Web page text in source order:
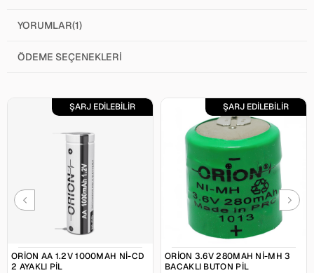
YORUMLAR(1)
ÖDEME SEÇENEKLERI
ORION AA 1.2V 1000MAH NI-CD
2 AYAKLI PIL
ŞARJ EDİLEBİLİR
ORION 3.6V 280MAH NI-MH 3
BACAKLI BUTON PIL
ŞARJ EDİLEBİLİR